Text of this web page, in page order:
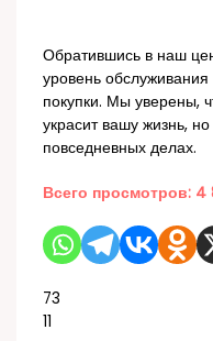
Обратившись в наш
уровень
покупки. Мы уверены,
украсит вашу жизнь,
повседневных делах.
Всего просмотров: 4
73
11